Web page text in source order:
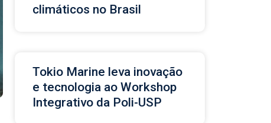
climáticos no Brasil
Tokio Marine leva inovação
e tecnologia ao Workshop
Integrativo da Poli-USP